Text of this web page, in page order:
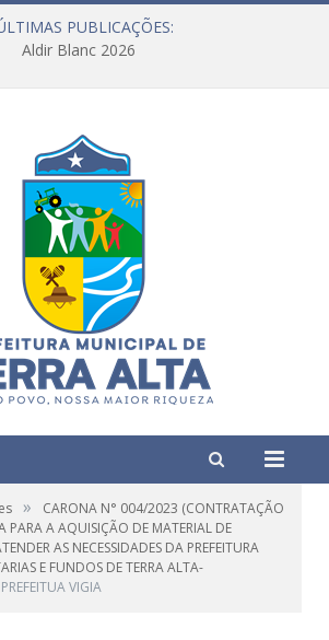
PUBLICAÇÕES:
Aldir Blanc 2026
»
CARONA N° 004/2023 (CONTRATAÇÃO
PARA A AQUISIÇÃO DE MATERIAL DE
AS NECESSIDADES DA PREFEITURA
E FUNDOS DE TERRA ALTA-
VIGIA